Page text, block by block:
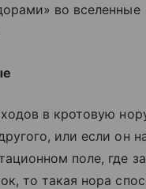
во вселенные
в кротовую
или если он
поле, где
то такая нора